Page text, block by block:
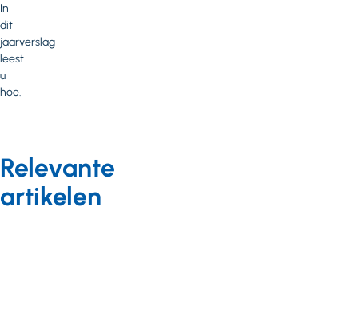
In
dit
jaarverslag
leest
u
hoe.
Relevante
artikelen